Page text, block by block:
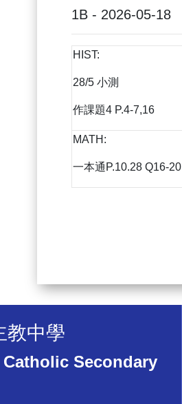
1B - 2026-05-18
HIST:
28/5 小測
作課題4 P.4-7,16
MATH:
一本通P.10.28 Q16-20
教中學
Secondary